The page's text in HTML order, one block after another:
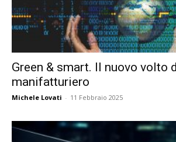
Green & smart. Il nuovo volto
manifatturiero
Michele Lovati - 11 Febbraio 2025